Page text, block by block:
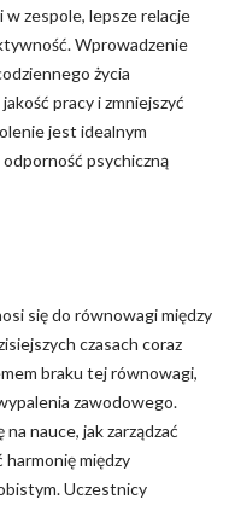
w zespole, lepsze relacje
Wprowadzenie
życia
pracy i zmniejszyć
jest idealnym
psychiczną
się do równowagi między
czasach coraz
braku tej równowagi,
zawodowego.
nauce, jak zarządzać
między
Uczestnicy